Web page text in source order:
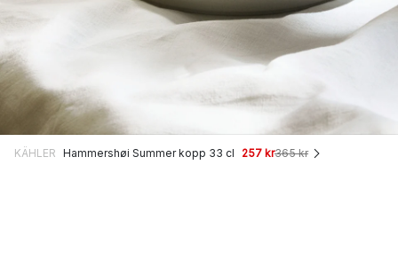
KÄHLER Hammershøi Summer kopp 33 cl 257 kr365 kr